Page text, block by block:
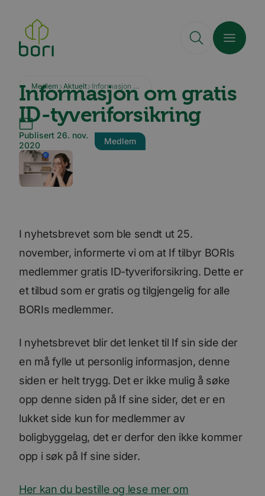
hovedinnhold
Medlem Aktuelt Informasjon om gratis ID-tyveriforsikring
Informasjon om gratis
ID-tyveriforsikring
Publisert 26. nov.
2020
Medlem
I nyhetsbrevet som ble sendt ut 25.
november, informerte vi om at If tilbyr BORIs
medlemmer gratis ID-tyveriforsikring. Dette er
et tilbud som er gratis og tilgjengelig for alle
BORIs medlemmer.
I nyhetsbrevet blir det lenket til If sin side der
en må fylle ut personlig informasjon, denne
siden er helt trygg. Det er ikke mulig å søke
opp denne siden på If sine sider, det er en
lukket side kun for medlemmer av
boligbyggelag, det er derfor den ikke kommer
opp i søk på If sine sider.
Her kan du bestille og lese mer om